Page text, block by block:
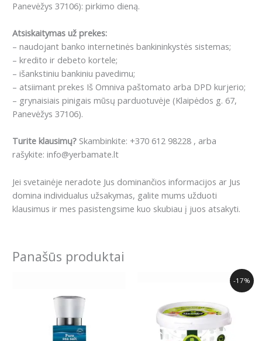
Panevėžys 37106): pirkimo dieną.
Atsiskaitymas už prekes:
– naudojant banko internetinės bankininkystės sistemas;
– kredito ir debeto kortele;
– išankstiniu bankiniu pavedimu;
– atsiimant prekes Iš Omniva paštomato arba DPD kurjerio;
– grynaisiais pinigais mūsų parduotuvėje (Klaipėdos g. 67,
Panevėžys 37106).
Turite klausimų? Skambinkite: +370 612 98228 , arba
rašykite: info@yerbamate.lt
Jei svetainėje neradote Jus dominančios informacijos ar Jus
domina individualus užsakymas, galite mums užduoti
klausimus ir mes pasistengsime kuo skubiau į juos atsakyti.
Panašūs produktai
-17%
12.00€.
Current
price
10.00€.